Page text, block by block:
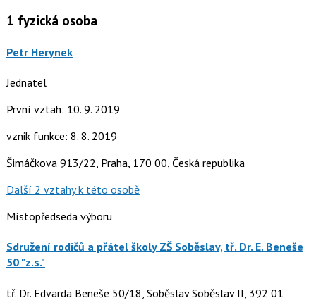
1 fyzická osoba
Petr Herynek
Jednatel
První vztah: 10. 9. 2019
vznik funkce: 8. 8. 2019
Šimáčkova 913/22, Praha, 170 00, Česká republika
Další 2 vztahy k této osobě
Místopředseda výboru
Sdružení rodičů a přátel školy ZŠ Soběslav, tř. Dr. E. Beneše
50 "z.s."
tř. Dr. Edvarda Beneše 50/18, Soběslav Soběslav II, 392 01